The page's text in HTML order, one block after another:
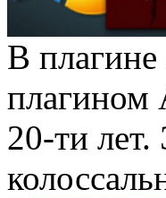
В плагине
плагином
20-ти лет.